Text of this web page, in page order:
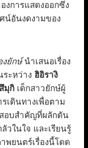
งการแสดงออกซึ่ง
น์อันงดงามของ
ยักษ์นำเสนอเรื่อง
ะหว่าง ฮิอิรางิ
มุกิ เด็กสาวยักษ์ผู้
เดินทางเพื่อตาม
อบสำคัญที่ผลักดัน
วในใจ และเรียนรู้
พยนตร์เรื่องนี้โดด